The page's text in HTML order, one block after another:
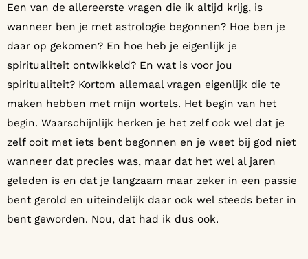
Een van de allereerste vragen die ik altijd krijg, is
wanneer ben je met astrologie begonnen? Hoe ben je
daar op gekomen? En hoe heb je eigenlijk je
spiritualiteit ontwikkeld? En wat is voor jou
spiritualiteit? Kortom allemaal vragen eigenlijk die te
maken hebben met mijn wortels. Het begin van het
begin. Waarschijnlijk herken je het zelf ook wel dat je
zelf ooit met iets bent begonnen en je weet bij god niet
wanneer dat precies was, maar dat het wel al jaren
geleden is en dat je langzaam maar zeker in een passie
bent gerold en uiteindelijk daar ook wel steeds beter in
bent geworden. Nou, dat had ik dus ook.